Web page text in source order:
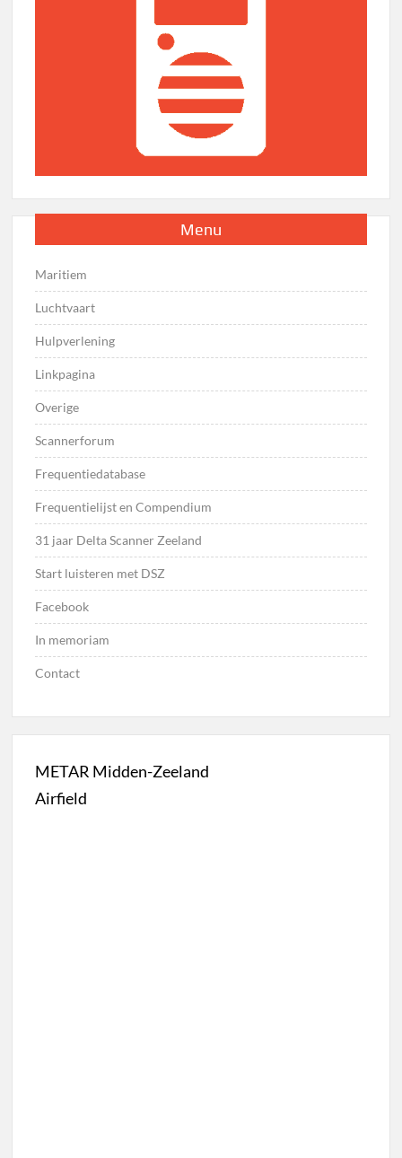
Menu
Maritiem
Luchtvaart
Hulpverlening
Linkpagina
Overige
Scannerforum
Frequentiedatabase
Frequentielijst en Compendium
31 jaar Delta Scanner Zeeland
Start luisteren met DSZ
Facebook
In memoriam
Contact
METAR Midden-Zeeland
Airfield